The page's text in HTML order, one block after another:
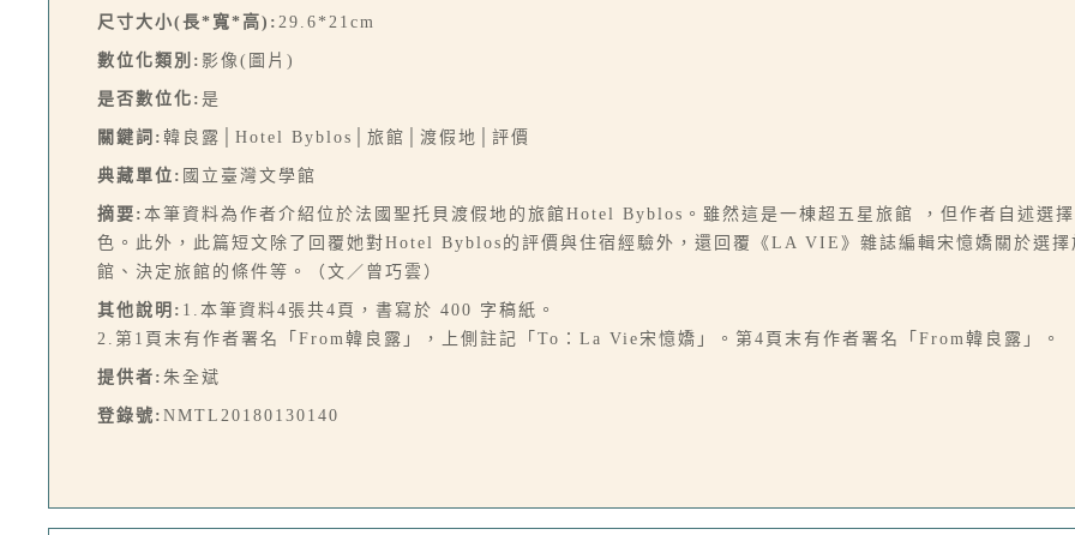
尺寸大小(長*寬*高): 29.6*21cm
數位化類別: 影像(圖片)
是否數位化: 是
關鍵詞: 韓良露│Hotel Byblos│旅館│渡假地│評價
典藏單位: 國立臺灣文學館
摘要: 本筆資料為作者介紹位於法國聖托貝渡假地的旅館Hotel Byblos。雖然這是一棟超五星旅館 ，但作者自述選
色。此外，此篇短文除了回覆她對Hotel Byblos的評價與住宿經驗外，還回覆《LA VIE》雜誌編輯宋憶嬌關於選
館、決定旅館的條件等。（文／曾巧雲）
其他說明: 1.本筆資料4張共4頁，書寫於 400 字稿紙。
2.第1頁末有作者署名「From韓良露」，上側註記「To：La Vie宋憶嬌」。第4頁末有作者署名「From韓良露」。
提供者: 朱全斌
登錄號: NMTL20180130140